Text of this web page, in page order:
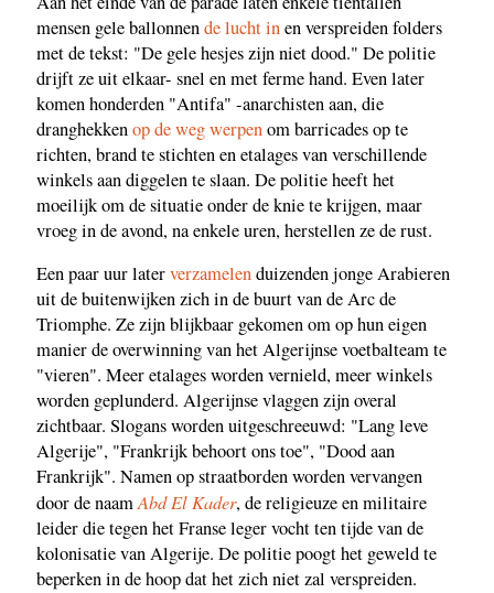
mensen gele ballonnende lucht inen verspreiden folders
met de tekst: "De gele hesjes zijn niet dood." De politie
drijft ze uit elkaar- snel en met ferme hand. Even later
komen honderden "Antifa" -anarchisten aan, die
dranghekkenop de weg werpenom barricades op te
richten, brand te stichten en etalages van verschillende
winkels aan diggelen te slaan. De politie heeft het
moeilijk om de situatie onder de knie te krijgen, maar
vroeg in de avond, na enkele uren, herstellen ze de rust.
Een paar uur laterverzamelenduizenden jonge Arabieren
uit de buitenwijken zich in de buurt van de Arc de
Triomphe. Ze zijn blijkbaar gekomen om op hun eigen
manier de overwinning van het Algerijnse voetbalteam te
"vieren". Meer etalages worden vernield, meer winkels
worden geplunderd. Algerijnse vlaggen zijn overal
zichtbaar. Slogans worden uitgeschreeuwd: "Lang leve
Algerije", "Frankrijk behoort ons toe", "Dood aan
Frankrijk". Namen op straatborden worden vervangen
door de naamAbd El Kader, de religieuze en militaire
leider die tegen het Franse leger vocht ten tijde van de
kolonisatie van Algerije. De politie poogt het geweld te
beperken in de hoop dat het zich niet zal verspreiden.